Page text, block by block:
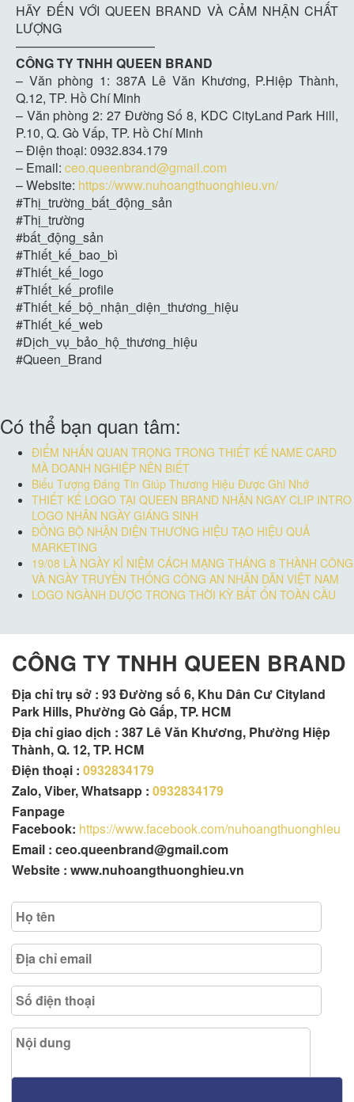
HÃY ĐẾN VỚI QUEEN BRAND VÀ CẢM NHẬN CHẤT
LƯỢNG
———————————
CÔNG TY TNHH QUEEN BRAND
– Văn phòng 1: 387A Lê Văn Khương, P.Hiệp Thành,
Q.12, TP. Hồ Chí Minh
– Văn phòng 2: 27 Đường Số 8, KDC CityLand Park Hill,
P.10, Q. Gò Vấp, TP. Hồ Chí Minh
– Điện thoại: 0932.834.179
– Email: ceo.queenbrand@gmail.com
– Website: https://www.nuhoangthuonghieu.vn/
#Thị_trường_bất_động_sản
#Thị_trường
#bất_động_sản
#Thiết_kế_bao_bì
#Thiết_kế_logo
#Thiết_kế_profile
#Thiết_kế_bộ_nhận_diện_thương_hiệu
#Thiết_kế_web
#Dịch_vụ_bảo_hộ_thương_hiệu
#Queen_Brand
Có thể bạn quan tâm:
ĐIỂM NHẤN QUAN TRỌNG TRONG THIẾT KẾ NAME CARD
MÀ DOANH NGHIỆP NÊN BIẾT
Biểu Tượng Đáng Tin Giúp Thương Hiệu Được Ghi Nhớ
THIẾT KẾ LOGO TẠI QUEEN BRAND NHẬN NGAY CLIP INTRO
LOGO NHÂN NGÀY GIÁNG SINH
ĐỒNG BỘ NHẬN DIỆN THƯƠNG HIỆU TẠO HIỆU QUẢ
MARKETING
19/08 LÀ NGÀY KỈ NIỆM CÁCH MẠNG THÁNG 8 THÀNH CÔNG
VÀ NGÀY TRUYỀN THỐNG CÔNG AN NHÂN DÂN VIỆT NAM
LOGO NGÀNH DƯỢC TRONG THỜI KỲ BẤT ỔN TOÀN CẦU
CÔNG TY TNHH QUEEN BRAND
Địa chỉ trụ sở : 93 Đường số 6, Khu Dân Cư Cityland
Park Hills, Phường Gò Gấp, TP. HCM
Địa chỉ giao dịch : 387 Lê Văn Khương, Phường Hiệp
Thành, Q. 12, TP. HCM
Điện thoại : 0932834179
Zalo, Viber, Whatsapp : 0932834179
Fanpage
Facebook: https://www.facebook.com/nuhoangthuonghieu
Email : ceo.queenbrand@gmail.com
Website : www.nuhoangthuonghieu.vn